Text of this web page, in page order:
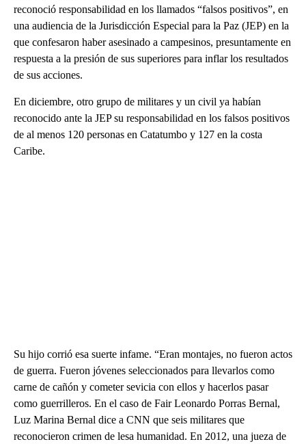
reconoció responsabilidad en los llamados “falsos positivos”, en
una audiencia de la Jurisdicción Especial para la Paz (JEP) en la
que confesaron haber asesinado a campesinos, presuntamente en
respuesta a la presión de sus superiores para inflar los resultados
de sus acciones.
En diciembre, otro grupo de militares y un civil ya habían
reconocido ante la JEP su responsabilidad en los falsos positivos
de al menos 120 personas en Catatumbo y 127 en la costa
Caribe.
Su hijo corrió esa suerte infame. “Eran montajes, no fueron actos
de guerra. Fueron jóvenes seleccionados para llevarlos como
carne de cañón y cometer sevicia con ellos y hacerlos pasar
como guerrilleros. En el caso de Fair Leonardo Porras Bernal,
Luz Marina Bernal dice a CNN que seis militares que
reconocieron crimen de lesa humanidad. En 2012, una jueza de